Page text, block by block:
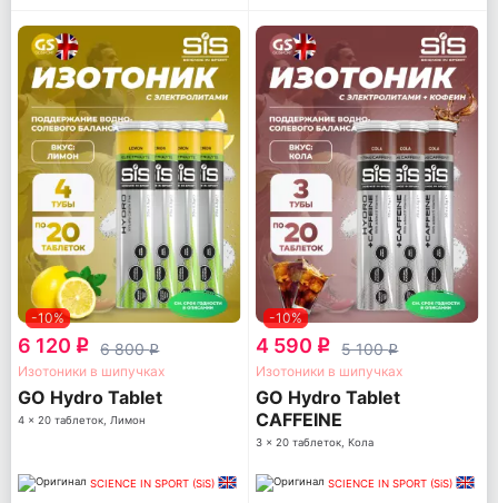
-10%
6 120 q 6 800q
Изотоники в шипучках
GO Hydro Tablet
4 x 20 таблеток, Лимон
SCIENCE IN SPORT (SiS)
-10%
4 590 q 5 100q
Изотоники в шипучках
GO Hydro Tablet
CAFFEINE
3 x 20 таблеток, Кола
SCIENCE IN SPORT (SiS)